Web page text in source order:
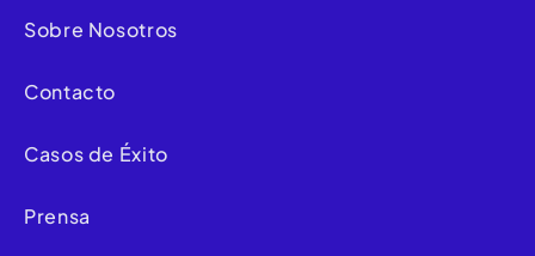
Sobre Nosotros
Contacto
Casos de Éxito
Prensa